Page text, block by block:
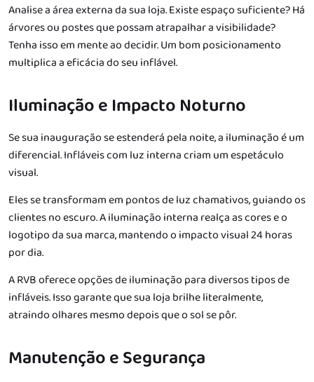
Analise a área externa da sua loja. Existe espaço suficiente? Há
árvores ou postes que possam atrapalhar a visibilidade?
Tenha isso em mente ao decidir. Um bom posicionamento
multiplica a eficácia do seu inflável.
Iluminação e Impacto Noturno
Se sua inauguração se estenderá pela noite, a iluminação é um
diferencial. Infláveis com luz interna criam um espetáculo
visual.
Eles se transformam em pontos de luz chamativos, guiando os
clientes no escuro. A iluminação interna realça as cores e o
logotipo da sua marca, mantendo o impacto visual 24 horas
por dia.
A RVB oferece opções de iluminação para diversos tipos de
infláveis. Isso garante que sua loja brilhe literalmente,
atraindo olhares mesmo depois que o sol se pôr.
Manutenção e Segurança